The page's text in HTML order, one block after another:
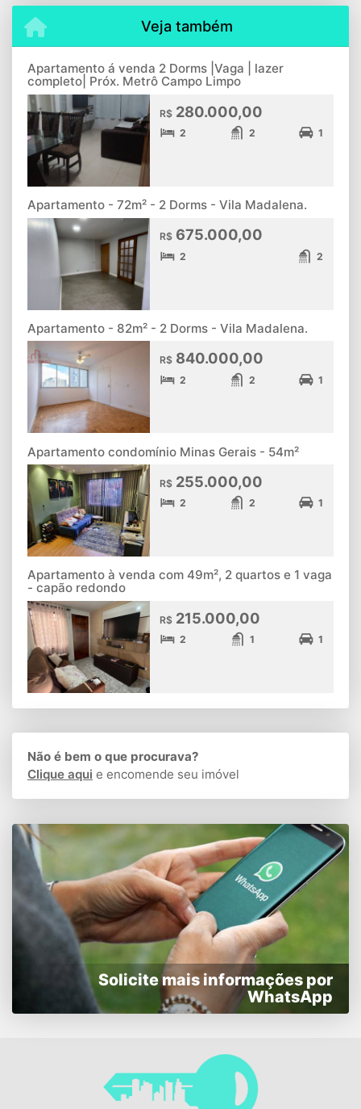
Veja também
Apartamento á venda 2 Dorms |Vaga | lazer
completo| Próx. Metrô Campo Limpo
R$ 280.000,00
2 2 1
Apartamento - 72m² - 2 Dorms - Vila Madalena.
R$ 675.000,00
2 2
Apartamento - 82m² - 2 Dorms - Vila Madalena.
R$ 840.000,00
2 2 1
Apartamento condomínio Minas Gerais - 54m²
R$ 255.000,00
2 2 1
Apartamento à venda com 49m², 2 quartos e 1 vaga
- capão redondo
R$ 215.000,00
2 1 1
Não é bem o que procurava?
Clique aqui e encomende seu imóvel
Solicite mais informações por
WhatsApp